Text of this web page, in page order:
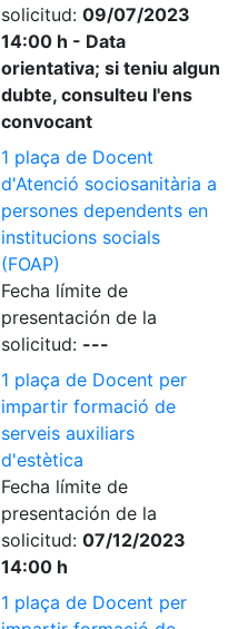
solicitud: 09/07/2023
14:00 h - Data
orientativa; si teniu algun
dubte, consulteu l'ens
convocant
1 plaça de Docent
d'Atenció sociosanitària a
persones dependents en
institucions socials
(FOAP)
Fecha límite de
presentación de la
solicitud: ---
1 plaça de Docent per
impartir formació de
serveis auxiliars
d'estètica
Fecha límite de
presentación de la
solicitud: 07/12/2023
14:00 h
1 plaça de Docent per